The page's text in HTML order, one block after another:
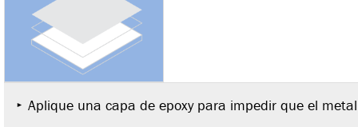
Aplique una capa de epoxy para impedir que el